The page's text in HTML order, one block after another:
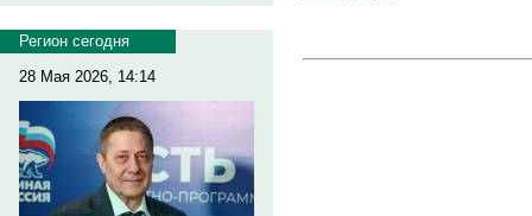
Регион сегодня
28 Мая 2026, 14:14